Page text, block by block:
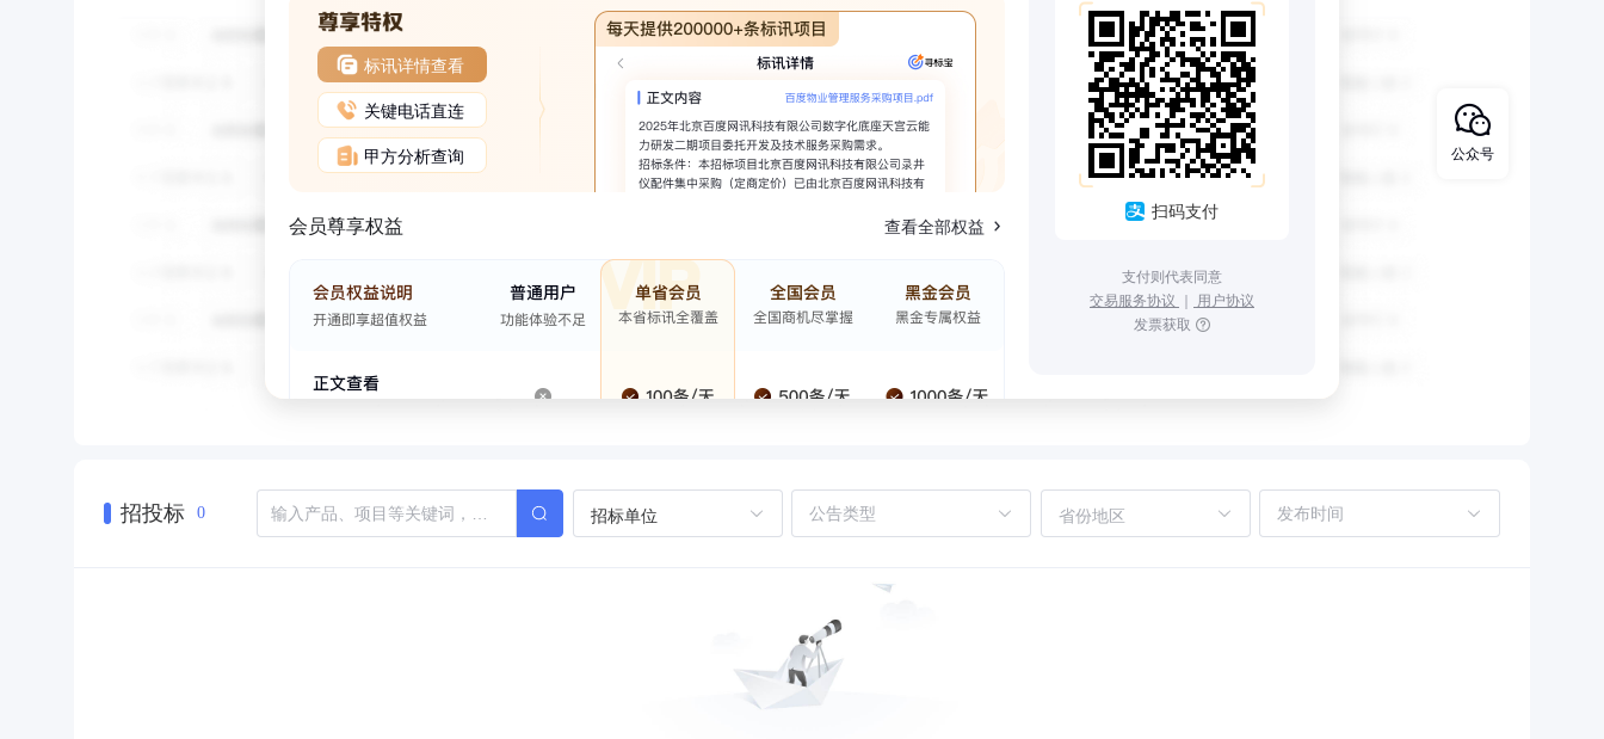
标讯详情查看
关键电话直连
甲方分析查询
会员尊享权益 查看全部权益
扫码支付
支付则代表同意
交易服务协议 ｜ 用户协议
发票获取
招投标 0 招标单位 省份地区
公众号